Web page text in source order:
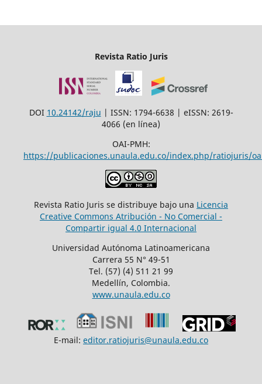
Revista Ratio Juris
DOI 10.24142/raju | ISSN: 1794-6638 | eISSN: 2619-
4066 (en línea)
OAI-PMH:
https://publicaciones.unaula.edu.co/index.php/ratiojuris/
Revista Ratio Juris se distribuye bajo una Licencia
Creative Commons Atribución - No Comercial -
Compartir igual 4.0 Internacional
Universidad Autónoma Latinoamericana
Carrera 55 N° 49-51
Tel. (57) (4) 511 21 99
Medellín, Colombia.
www.unaula.edu.co
E-mail: editor.ratiojuris@unaula.edu.co